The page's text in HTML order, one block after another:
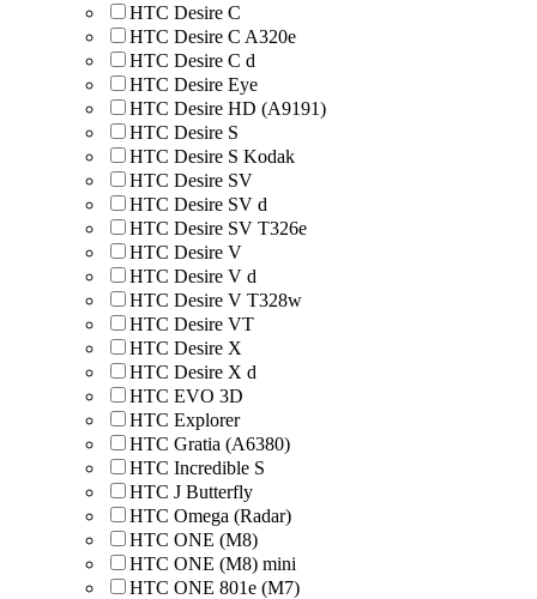
HTC Desire C
HTC Desire C A320e
HTC Desire C d
HTC Desire Eye
HTC Desire HD (A9191)
HTC Desire S
HTC Desire S Kodak
HTC Desire SV
HTC Desire SV d
HTC Desire SV T326e
HTC Desire V
HTC Desire V d
HTC Desire V T328w
HTC Desire VT
HTC Desire X
HTC Desire X d
HTC EVO 3D
HTC Explorer
HTC Gratia (A6380)
HTC Incredible S
HTC J Butterfly
HTC Omega (Radar)
HTC ONE (M8)
HTC ONE (M8) mini
HTC ONE 801e (M7)